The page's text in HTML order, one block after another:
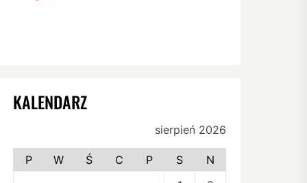
KALENDARZ
sierpień 2026
P W Ś C P S
N